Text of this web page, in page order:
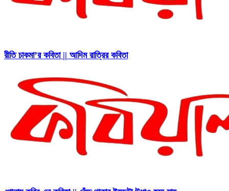
রীতি চাকমা’র কবিতা || আদিম রাত্রির কবিতা